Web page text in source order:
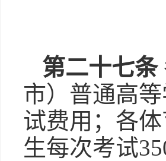
第二十七条
市）普通高
试费用；各
生每次考试